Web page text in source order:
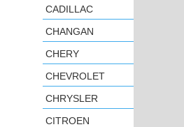
CADILLAC
CHANGAN
CHERY
CHEVROLET
CHRYSLER
CITROEN